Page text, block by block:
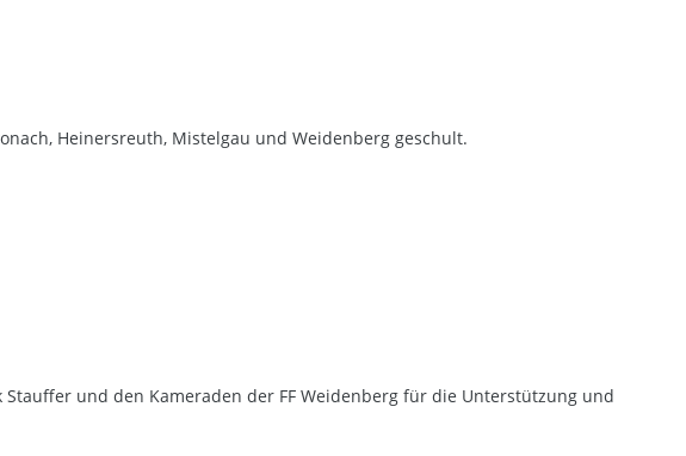
Heinersreuth, Mistelgau und Weidenberg geschult.
und den Kameraden der FF Weidenberg für die Unterstützung und